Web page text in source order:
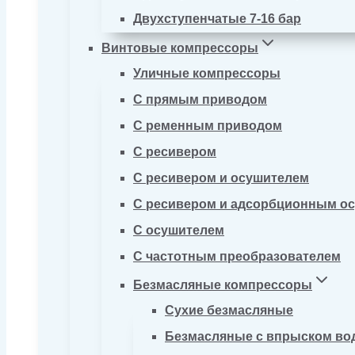
Двухступенчатые 7-16 бар
Винтовые компрессоры
Уличные компрессоры
С прямым приводом
С ременным приводом
С ресивером
С ресивером и осушителем
С ресивером и адсорбционным
С осушителем
С частотным преобразователем
Безмасляные компрессоры
Сухие безмасляные
Безмасляные с впрыском